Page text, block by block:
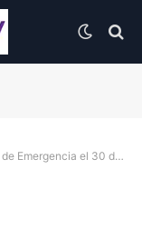
el 30 de Septiembre